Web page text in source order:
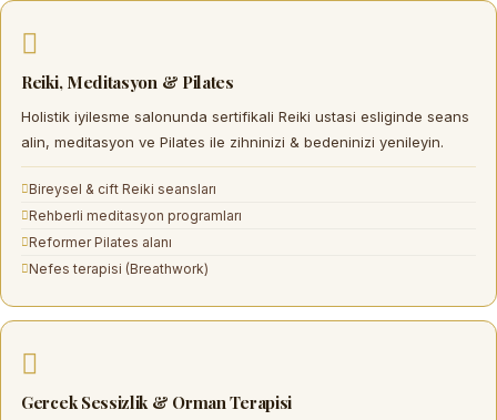
Reiki, Meditasyon & Pilates
Holistik iyilesme salonunda sertifikali Reiki ustasi esliginde seans
alin, meditasyon ve Pilates ile zihninizi & bedeninizi yenileyin.
Bireysel & cift Reiki seansları
Rehberli meditasyon programları
Reformer Pilates alanı
Nefes terapisi (Breathwork)
Gercek Sessizlik & Orman Terapisi